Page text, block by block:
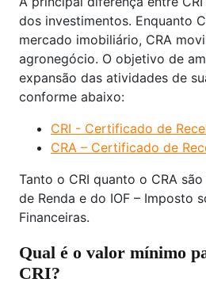
dos investimentos. Enquanto
mercado imobiliário, CRA
agronegócio. O objetivo de
expansão das atividades de
conforme abaixo:
CRI - Certificado de
CRA – Certificado de
Tanto o CRI quanto o CRA
de Renda e do IOF – Imposto
Financeiras.
Qual é o valor mínimo
CRI?